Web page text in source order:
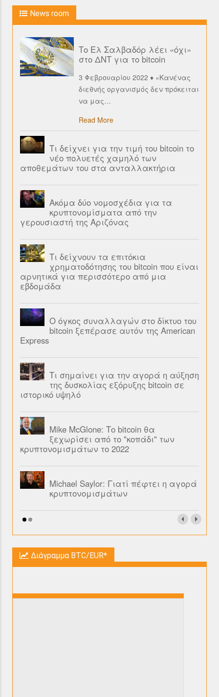
News room
Το Ελ Σαλβαδόρ λέει «όχι»
στο ΔΝΤ για το bitcoin
3 Φεβρουαρίου 2022 ♦ «Κανένας
διεθνής οργανισμός δεν πρόκειται
να μας…
Read More
Τι δείχνει για την τιμή του bitcoin το
νέο πολυετές χαμηλό των
αποθεμάτων του στα ανταλλακτήρια
Ακόμα δύο νομοσχέδια για τα
κρυπτονομίσματα από την
γερουσιαστή της Αριζόνας
Τι δείχνουν τα επιτόκια
χρηματοδότησης του bitcoin που είναι
αρνητικά για περισσότερο από μια
εβδομάδα
Ο όγκος συναλλαγών στο δίκτυο του
bitcoin ξεπέρασε αυτόν της American
Express
Τι σημαίνει για την αγορά η αύξηση
της δυσκολίας εξόρυξης bitcoin σε
ιστορικό υψηλό
Mike McGlone: Το bitcoin θα
ξεχωρίσει από το "κοπάδι" των
κρυπτονομισμάτων το 2022
Michael Saylor: Γιατί πέφτει η αγορά
κρυπτονομισμάτων
Διάγραμμα BTC/EUR*